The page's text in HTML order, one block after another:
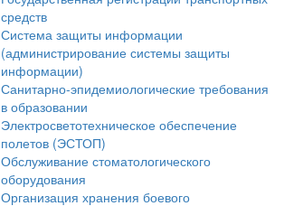
средств
Система защиты информации
(администрирование системы защиты
информации)
Санитарно-эпидемиологические требования
в образовании
Электросветотехническое обеспечение
полетов (ЭСТОП)
Обслуживание стоматологического
оборудования
Организация хранения боевого